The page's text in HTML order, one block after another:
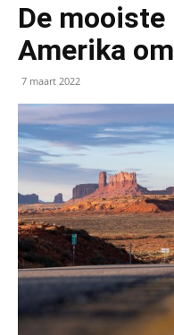
De
Amerika
7 maart 2022